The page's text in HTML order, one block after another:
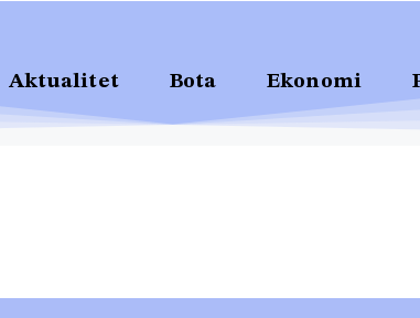
Aktualitet Bota Ekonomi